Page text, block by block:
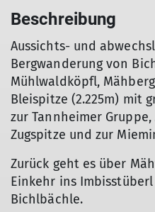
Beschreibung
Aussichts- und
Bergwanderung von
Mühlwaldköpfl,
Bleispitze (2.225m) mit
zur Tannheimer
Zugspitze und zur
Zurück geht es über
Einkehr ins
Bichlbächle.